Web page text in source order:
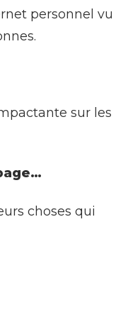
personnel vu
sur les
choses qui